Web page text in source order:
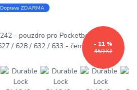
Doprava ZDARMA
459 Kč
- 11 %